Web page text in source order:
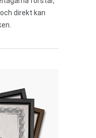
direkt kan